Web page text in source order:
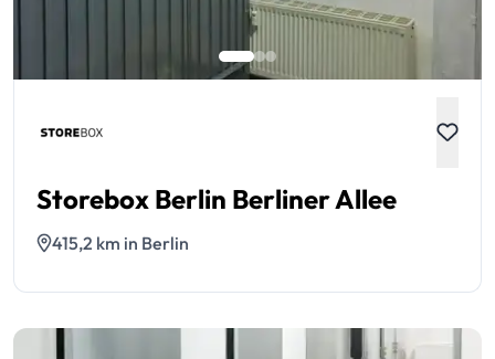
Storebox Berlin Berliner Allee
415,2 km in Berlin